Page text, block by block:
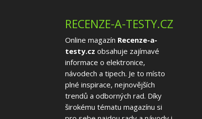
RECENZE-A-TESTY.CZ
Online magazín Recenze-a-
testy.cz obsahuje zajímavé
informace o elektronice,
návodech a tipech. Je to místo
plné inspirace, nejnovějších
trendů a odborných rad. Díky
širokému tématu magazínu si